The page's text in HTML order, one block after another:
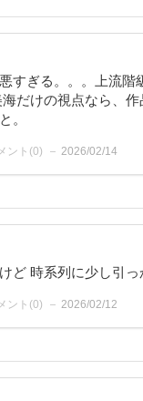
すぎる。。。上流
だけの視点なら、
。
ント(0) 2026/02/14
ど 時系列に少し引
ント(0) 2026/02/12